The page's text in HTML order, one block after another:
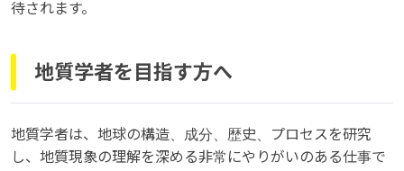
待されます。
地質学者を目指す方へ
地質学者は、地球の構造、成分、歴史、プロセスを研究
し、地質現象の理解を深める非常にやりがいのある仕事で